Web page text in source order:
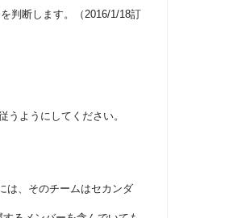
判断します。（2016/1/18訂
ようにしてください。
は、そのチームはセカンダ